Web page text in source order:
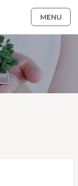
MENU